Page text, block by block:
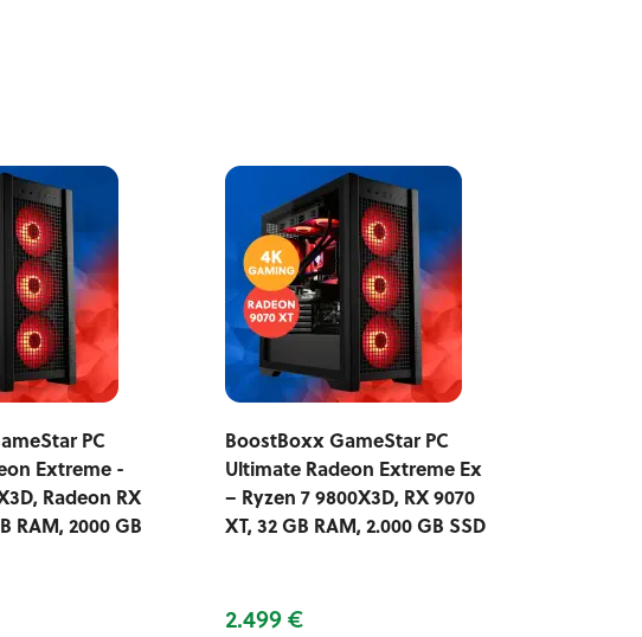
PC
Extreme -
Radeon RX
RAM, 2000 GB
BoostBoxx GameStar PC
Ultimate Radeon Extreme Ex
– Ryzen 7 9800X3D, RX 9070
XT, 32 GB RAM, 2.000 GB SSD
2.499 €